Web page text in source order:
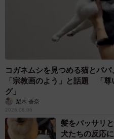
コガネムシを見つめる猫とパ
「宗教画のよう」と話題 「
グ」
梨木 香奈
2026.08.06
髪をバッサリ
犬たちの反応